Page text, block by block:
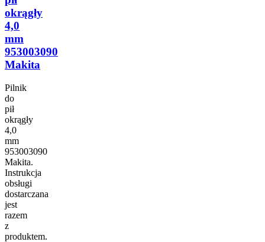
okrągły
4,0
mm
953003090
Makita
Pilnik
do
pił
okrągły
4,0
mm
953003090
Makita.
Instrukcja
obsługi
dostarczana
jest
razem
z
produktem.